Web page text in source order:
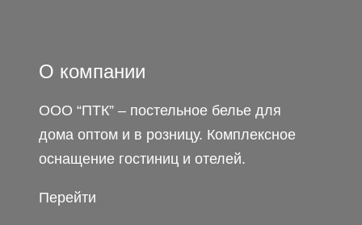
О компании
ООО “ПТК” – постельное белье для
дома оптом и в розницу. Комплексное
оснащение гостиниц и отелей.
Перейти